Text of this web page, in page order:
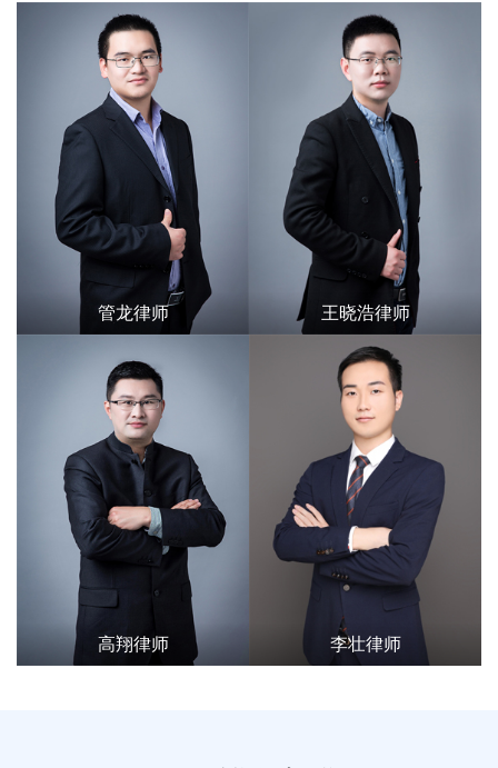
管龙律师 王晓浩律师
高翔律师 李壮律师